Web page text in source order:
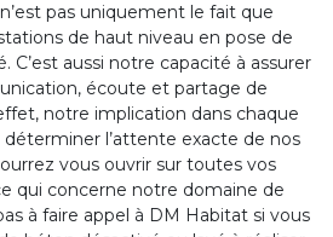
pas uniquement le fait que
de haut niveau en pose de
C’est aussi notre capacité à assurer
écoute et partage de
notre implication dans chaque
l’attente exacte de nos
vous ouvrir sur toutes vos
qui concerne notre domaine de
à faire appel à DM Habitat si vous